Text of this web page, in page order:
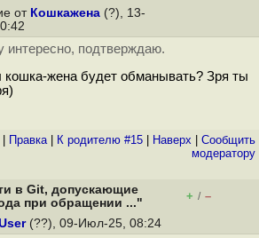
от Кошкажена (?), 13-
интересно, подтверждаю.
кошка-жена будет обманывать? Зря ты
Правка| К родителю #15 Наверх
Cообщить
модератору
в Git, допускающие
при обращении ..."
+ / –
(??), 09-Июл-25, 08:24